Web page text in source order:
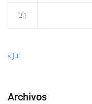
31
« Jul
Archivos